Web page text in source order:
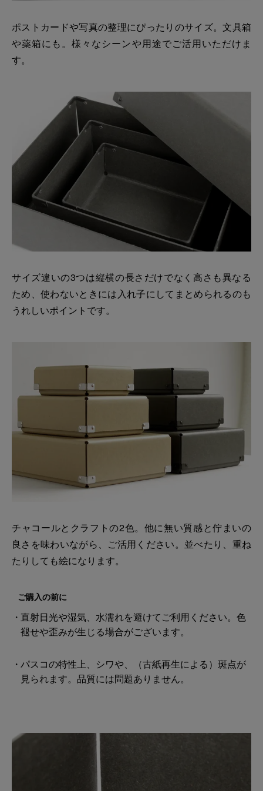
ポストカードや写真の整理にぴったりのサイズ。文具箱
や薬箱にも。様々なシーンや用途でご活用いただけま
す。
サイズ違いの3つは縦横の長さだけでなく高さも異なる
ため、使わないときには入れ子にしてまとめられるのも
うれしいポイントです。
チャコールとクラフトの2色。他に無い質感と佇まいの
良さを味わいながら、ご活用ください。並べたり、重ね
たりしても絵になります。
ご購入の前に
直射日光や湿気、水濡れを避けてご利用ください。色
褪せや歪みが生じる場合がございます。
パスコの特性上、シワや、（古紙再生による）斑点が
見られます。品質には問題ありません。